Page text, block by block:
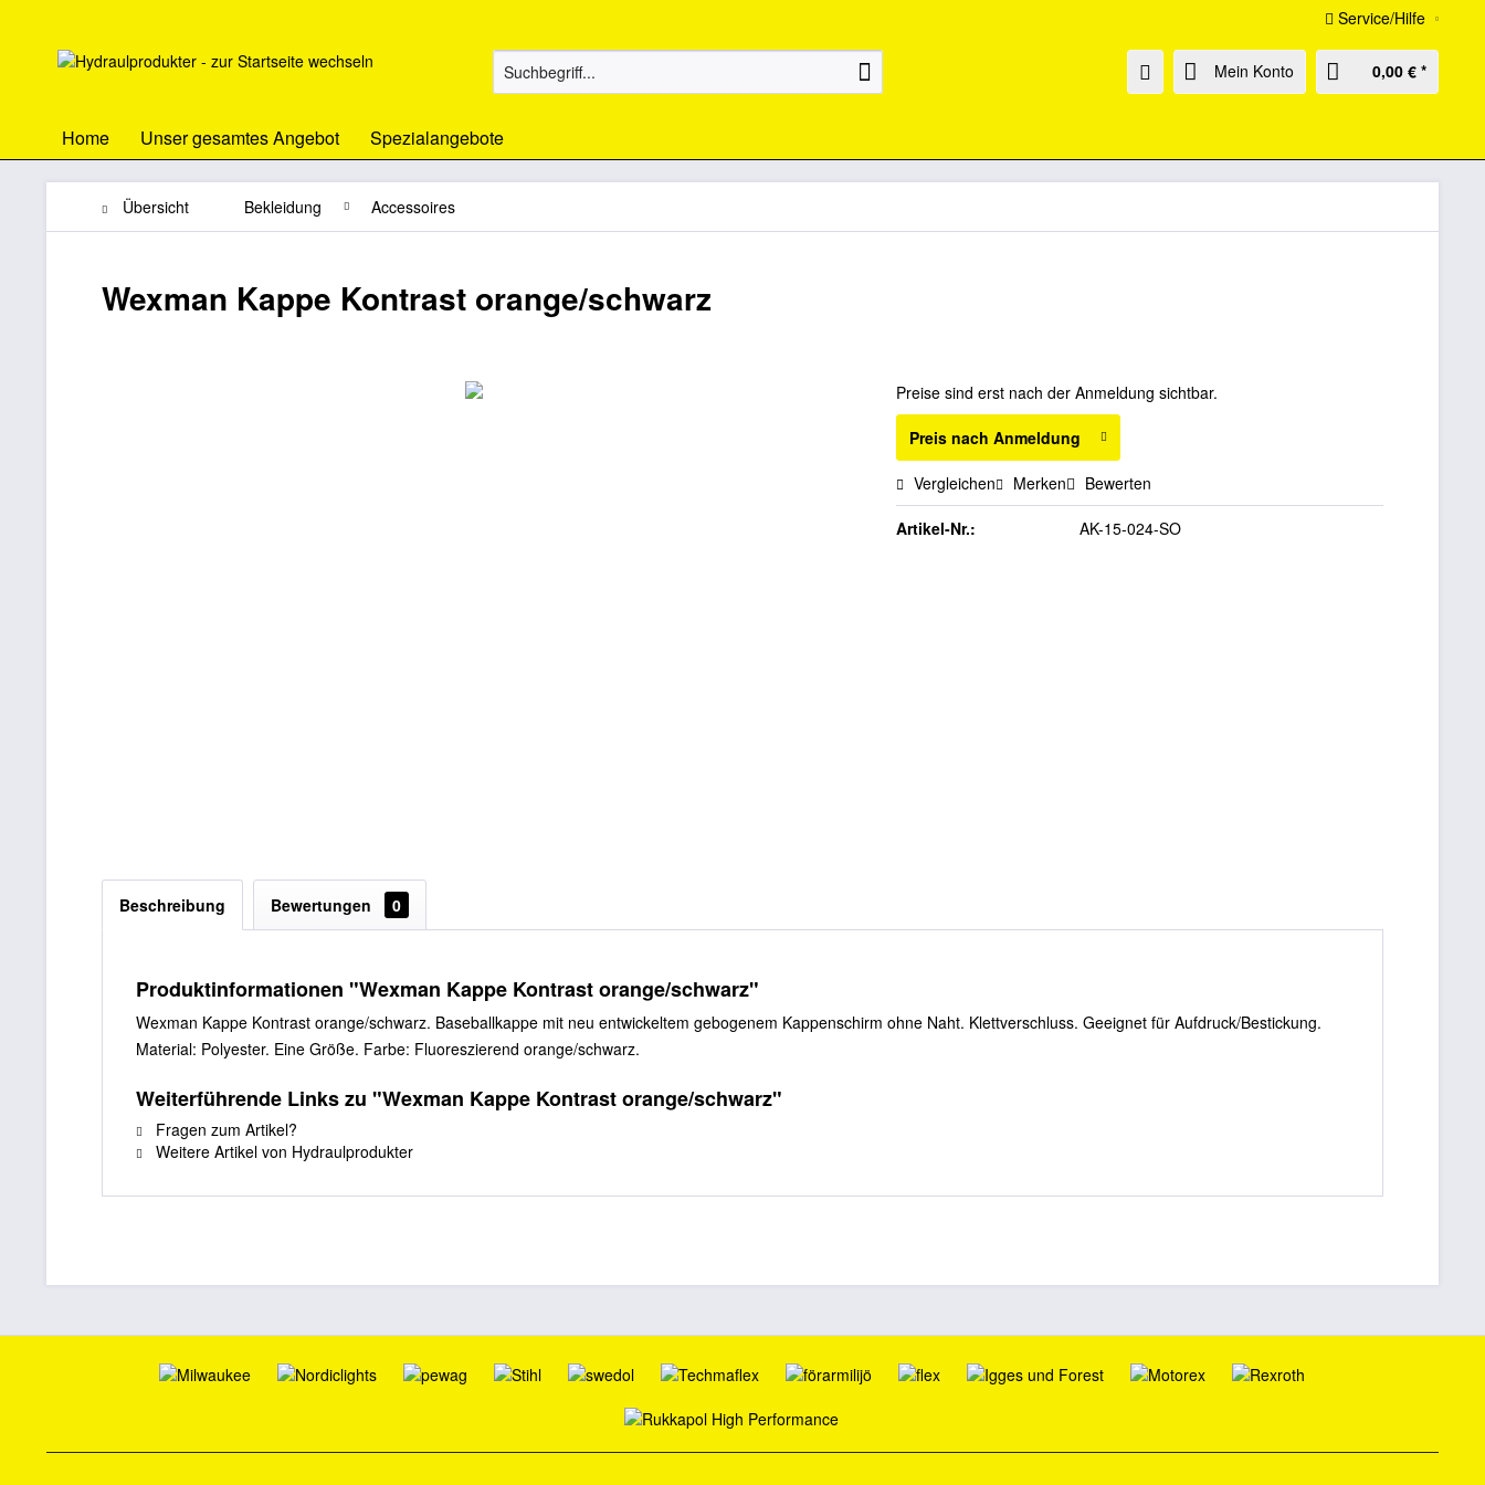
Service/Hilfe
Mein Konto 0,00 € *
Home Unser gesamtes Angebot Spezialangebote
Übersicht Bekleidung Accessoires
Wexman Kappe Kontrast orange/schwarz
Preise sind erst nach der Anmeldung sichtbar.
Preis nach Anmeldung
Vergleichen Merken Bewerten
Artikel-Nr.: AK-15-024-SO
Beschreibung Bewertungen 0
Produktinformationen "Wexman Kappe Kontrast orange/schwarz"
Wexman Kappe Kontrast orange/schwarz. Baseballkappe mit neu entwickeltem gebogenem Kappenschirm ohne Naht. Klettverschluss. Geeignet für Aufdruck/Bestickung.
Material: Polyester. Eine Größe. Farbe: Fluoreszierend orange/schwarz.
Weiterführende Links zu "Wexman Kappe Kontrast orange/schwarz"
Fragen zum Artikel?
Weitere Artikel von Hydraulprodukter